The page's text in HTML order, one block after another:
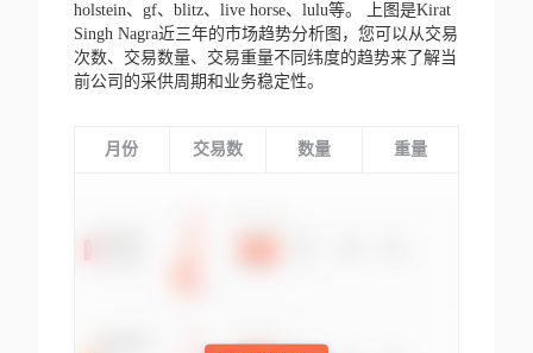
holstein、gf、blitz、live horse、lulu等。
上图是Kirat
Singh Nagra近三年的市场趋势分析图，您可以从交易
次数、交易数量、交易重量不同纬度的趋势来了解当
前公司的采供周期和业务稳定性。
月份 交易数 数量 重量